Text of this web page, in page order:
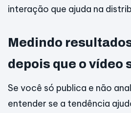
interação que ajuda na
Medindo
depois que o vídeo
Se você só publica e não
entender se a tendência